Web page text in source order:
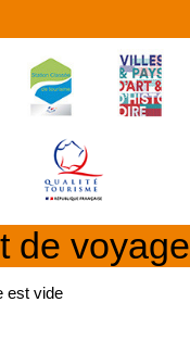
de voyage
est vide